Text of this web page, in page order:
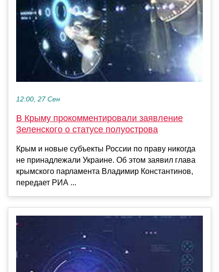
12:00, 27 Сен
В Крыму прокомментировали заявление
Зеленского о статусе полуострова
Крым и новые субъекты России по праву никогда
не принадлежали Украине. Об этом заявил глава
крымского парламента Владимир Константинов,
передает РИА ...